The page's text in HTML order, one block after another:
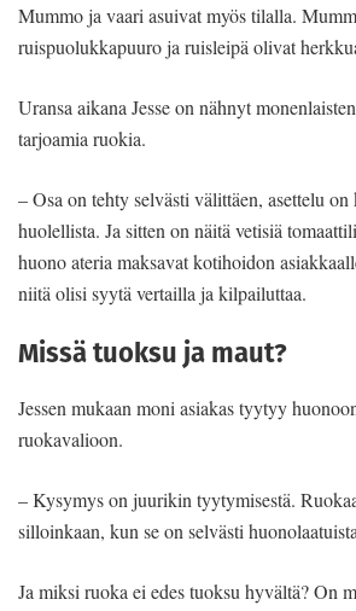
Mummo ja vaari asuivat myös tilalla.
ruispuolukkapuuro ja ruisleipä olivat
Uransa aikana Jesse on nähnyt
tarjoamia ruokia.
– Osa on tehty selvästi välittäen, asettelu
huolellista. Ja sitten on näitä vetisiä
huono ateria maksavat kotihoidon
niitä olisi syytä vertailla ja kilpailuttaa.
Missä tuoksu ja maut?
Jessen mukaan moni asiakas tyytyy
ruokavalioon.
– Kysymys on juurikin tyytymisestä.
silloinkaan, kun se on selvästi
Ja miksi ruoka ei edes tuoksu hyvältä? On